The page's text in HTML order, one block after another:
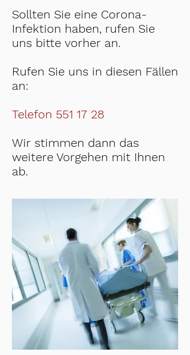
Sollten Sie eine Corona-
Infektion haben, rufen Sie
uns bitte vorher an.
Rufen Sie uns in diesen Fällen
an:
Telefon 551 17 28
Wir stimmen dann das
weitere Vorgehen mit Ihnen
ab.